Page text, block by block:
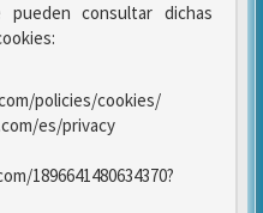
consultar dichas
policies/cookies/
es/privacy
1896641480634370?